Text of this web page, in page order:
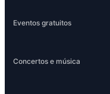
Eventos gratuitos
Concertos e música